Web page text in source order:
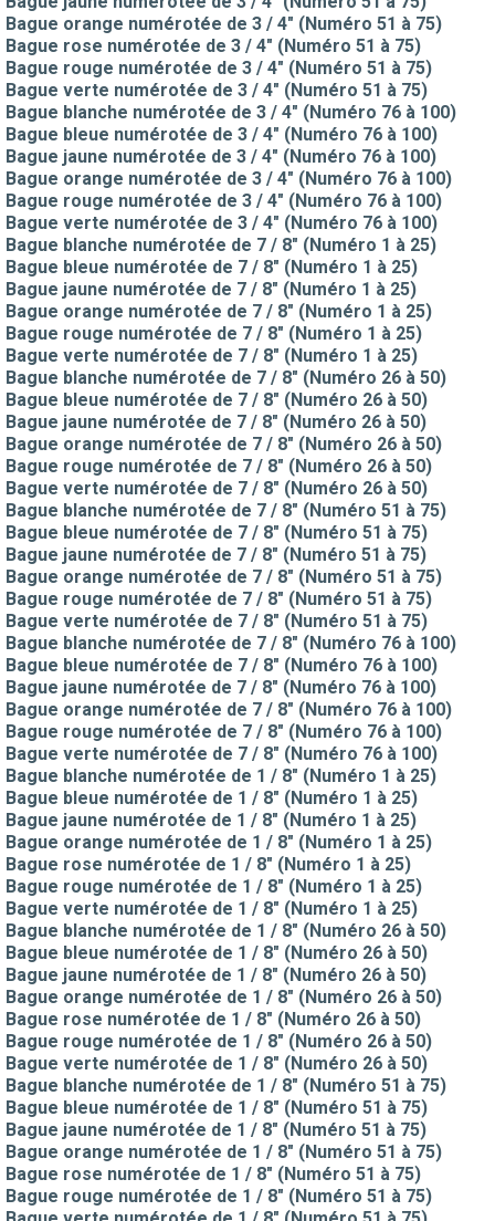
Bague orange numérotée de 3 / 4" (Numéro 51 à 75)
Bague rose numérotée de 3 / 4" (Numéro 51 à 75)
Bague rouge numérotée de 3 / 4" (Numéro 51 à 75)
Bague verte numérotée de 3 / 4" (Numéro 51 à 75)
Bague blanche numérotée de 3 / 4" (Numéro 76 à 100)
Bague bleue numérotée de 3 / 4" (Numéro 76 à 100)
Bague jaune numérotée de 3 / 4" (Numéro 76 à 100)
Bague orange numérotée de 3 / 4" (Numéro 76 à 100)
Bague rouge numérotée de 3 / 4" (Numéro 76 à 100)
Bague verte numérotée de 3 / 4" (Numéro 76 à 100)
Bague blanche numérotée de 7 / 8" (Numéro 1 à 25)
Bague bleue numérotée de 7 / 8" (Numéro 1 à 25)
Bague jaune numérotée de 7 / 8" (Numéro 1 à 25)
Bague orange numérotée de 7 / 8" (Numéro 1 à 25)
Bague rouge numérotée de 7 / 8" (Numéro 1 à 25)
Bague verte numérotée de 7 / 8" (Numéro 1 à 25)
Bague blanche numérotée de 7 / 8" (Numéro 26 à 50)
Bague bleue numérotée de 7 / 8" (Numéro 26 à 50)
Bague jaune numérotée de 7 / 8" (Numéro 26 à 50)
Bague orange numérotée de 7 / 8" (Numéro 26 à 50)
Bague rouge numérotée de 7 / 8" (Numéro 26 à 50)
Bague verte numérotée de 7 / 8" (Numéro 26 à 50)
Bague blanche numérotée de 7 / 8" (Numéro 51 à 75)
Bague bleue numérotée de 7 / 8" (Numéro 51 à 75)
Bague jaune numérotée de 7 / 8" (Numéro 51 à 75)
Bague orange numérotée de 7 / 8" (Numéro 51 à 75)
Bague rouge numérotée de 7 / 8" (Numéro 51 à 75)
Bague verte numérotée de 7 / 8" (Numéro 51 à 75)
Bague blanche numérotée de 7 / 8" (Numéro 76 à 100)
Bague bleue numérotée de 7 / 8" (Numéro 76 à 100)
Bague jaune numérotée de 7 / 8" (Numéro 76 à 100)
Bague orange numérotée de 7 / 8" (Numéro 76 à 100)
Bague rouge numérotée de 7 / 8" (Numéro 76 à 100)
Bague verte numérotée de 7 / 8" (Numéro 76 à 100)
Bague blanche numérotée de 1 / 8" (Numéro 1 à 25)
Bague bleue numérotée de 1 / 8" (Numéro 1 à 25)
Bague jaune numérotée de 1 / 8" (Numéro 1 à 25)
Bague orange numérotée de 1 / 8" (Numéro 1 à 25)
Bague rose numérotée de 1 / 8" (Numéro 1 à 25)
Bague rouge numérotée de 1 / 8" (Numéro 1 à 25)
Bague verte numérotée de 1 / 8" (Numéro 1 à 25)
Bague blanche numérotée de 1 / 8" (Numéro 26 à 50)
Bague bleue numérotée de 1 / 8" (Numéro 26 à 50)
Bague jaune numérotée de 1 / 8" (Numéro 26 à 50)
Bague orange numérotée de 1 / 8" (Numéro 26 à 50)
Bague rose numérotée de 1 / 8" (Numéro 26 à 50)
Bague rouge numérotée de 1 / 8" (Numéro 26 à 50)
Bague verte numérotée de 1 / 8" (Numéro 26 à 50)
Bague blanche numérotée de 1 / 8" (Numéro 51 à 75)
Bague bleue numérotée de 1 / 8" (Numéro 51 à 75)
Bague jaune numérotée de 1 / 8" (Numéro 51 à 75)
Bague orange numérotée de 1 / 8" (Numéro 51 à 75)
Bague rose numérotée de 1 / 8" (Numéro 51 à 75)
Bague rouge numérotée de 1 / 8" (Numéro 51 à 75)